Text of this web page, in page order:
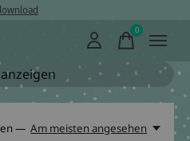
0items
— Am meisten angesehen